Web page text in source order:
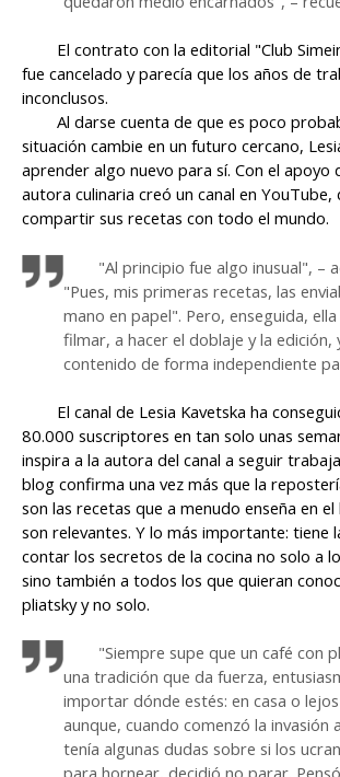
El contrato con la editorial "Club
fue cancelado y parecía que los años de
inconclusos.
Al darse cuenta de que es poco
situación cambie en un futuro cercano,
aprender algo nuevo para sí. Con el apoyo
autora culinaria creó un canal en YouTube,
compartir sus recetas con todo el mundo.
"Al principio fue algo inusual", –
"Pues, mis primeras recetas, las
mano en papel". Pero, enseguida,
filmar, a hacer el doblaje y la edición,
contenido de forma independiente
El canal de Lesia Kavetska ha
80.000 suscriptores en tan solo unas
inspira a la autora del canal a seguir
blog confirma una vez más que la
son las recetas que a menudo enseña en
son relevantes. Y lo más importante: tiene
contar los secretos de la cocina no solo a
sino también a todos los que quieran
pliatsky y no solo.
"Siempre supe que un café con
una tradición que da fuerza,
importar dónde estés: en casa o
aunque, cuando comenzó la invasión
tenía algunas dudas sobre si los